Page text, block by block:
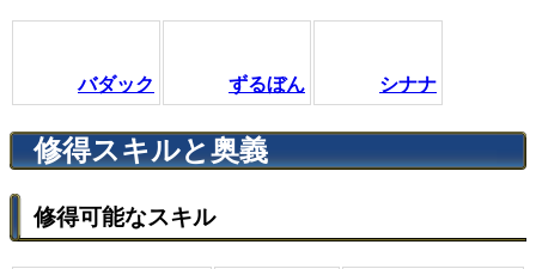
バダック ずるぼん シナナ
修得スキルと奥義
修得可能なスキル